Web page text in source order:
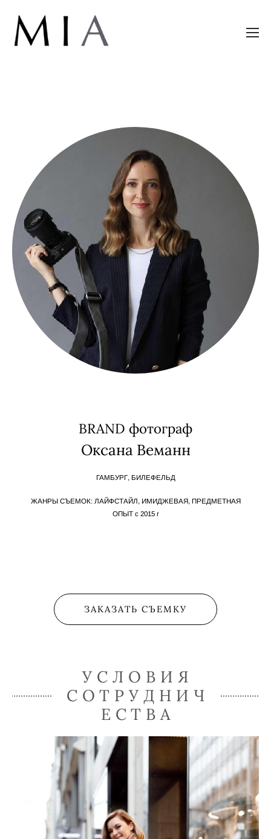
BRAND фотограф
Оксана Веманн
ГАМБУРГ, БИЛЕФЕЛЬД
ЖАНРЫ СЪЕМОК: ЛАЙФСТАЙЛ, ИМИДЖЕВАЯ, ПРЕДМЕТНАЯ
ОПЫТ с 2015 г
ЗАКАЗАТЬ СЪЕМКУ
УСЛОВИЯ
СОТРУДНИЧ
ЕСТВА